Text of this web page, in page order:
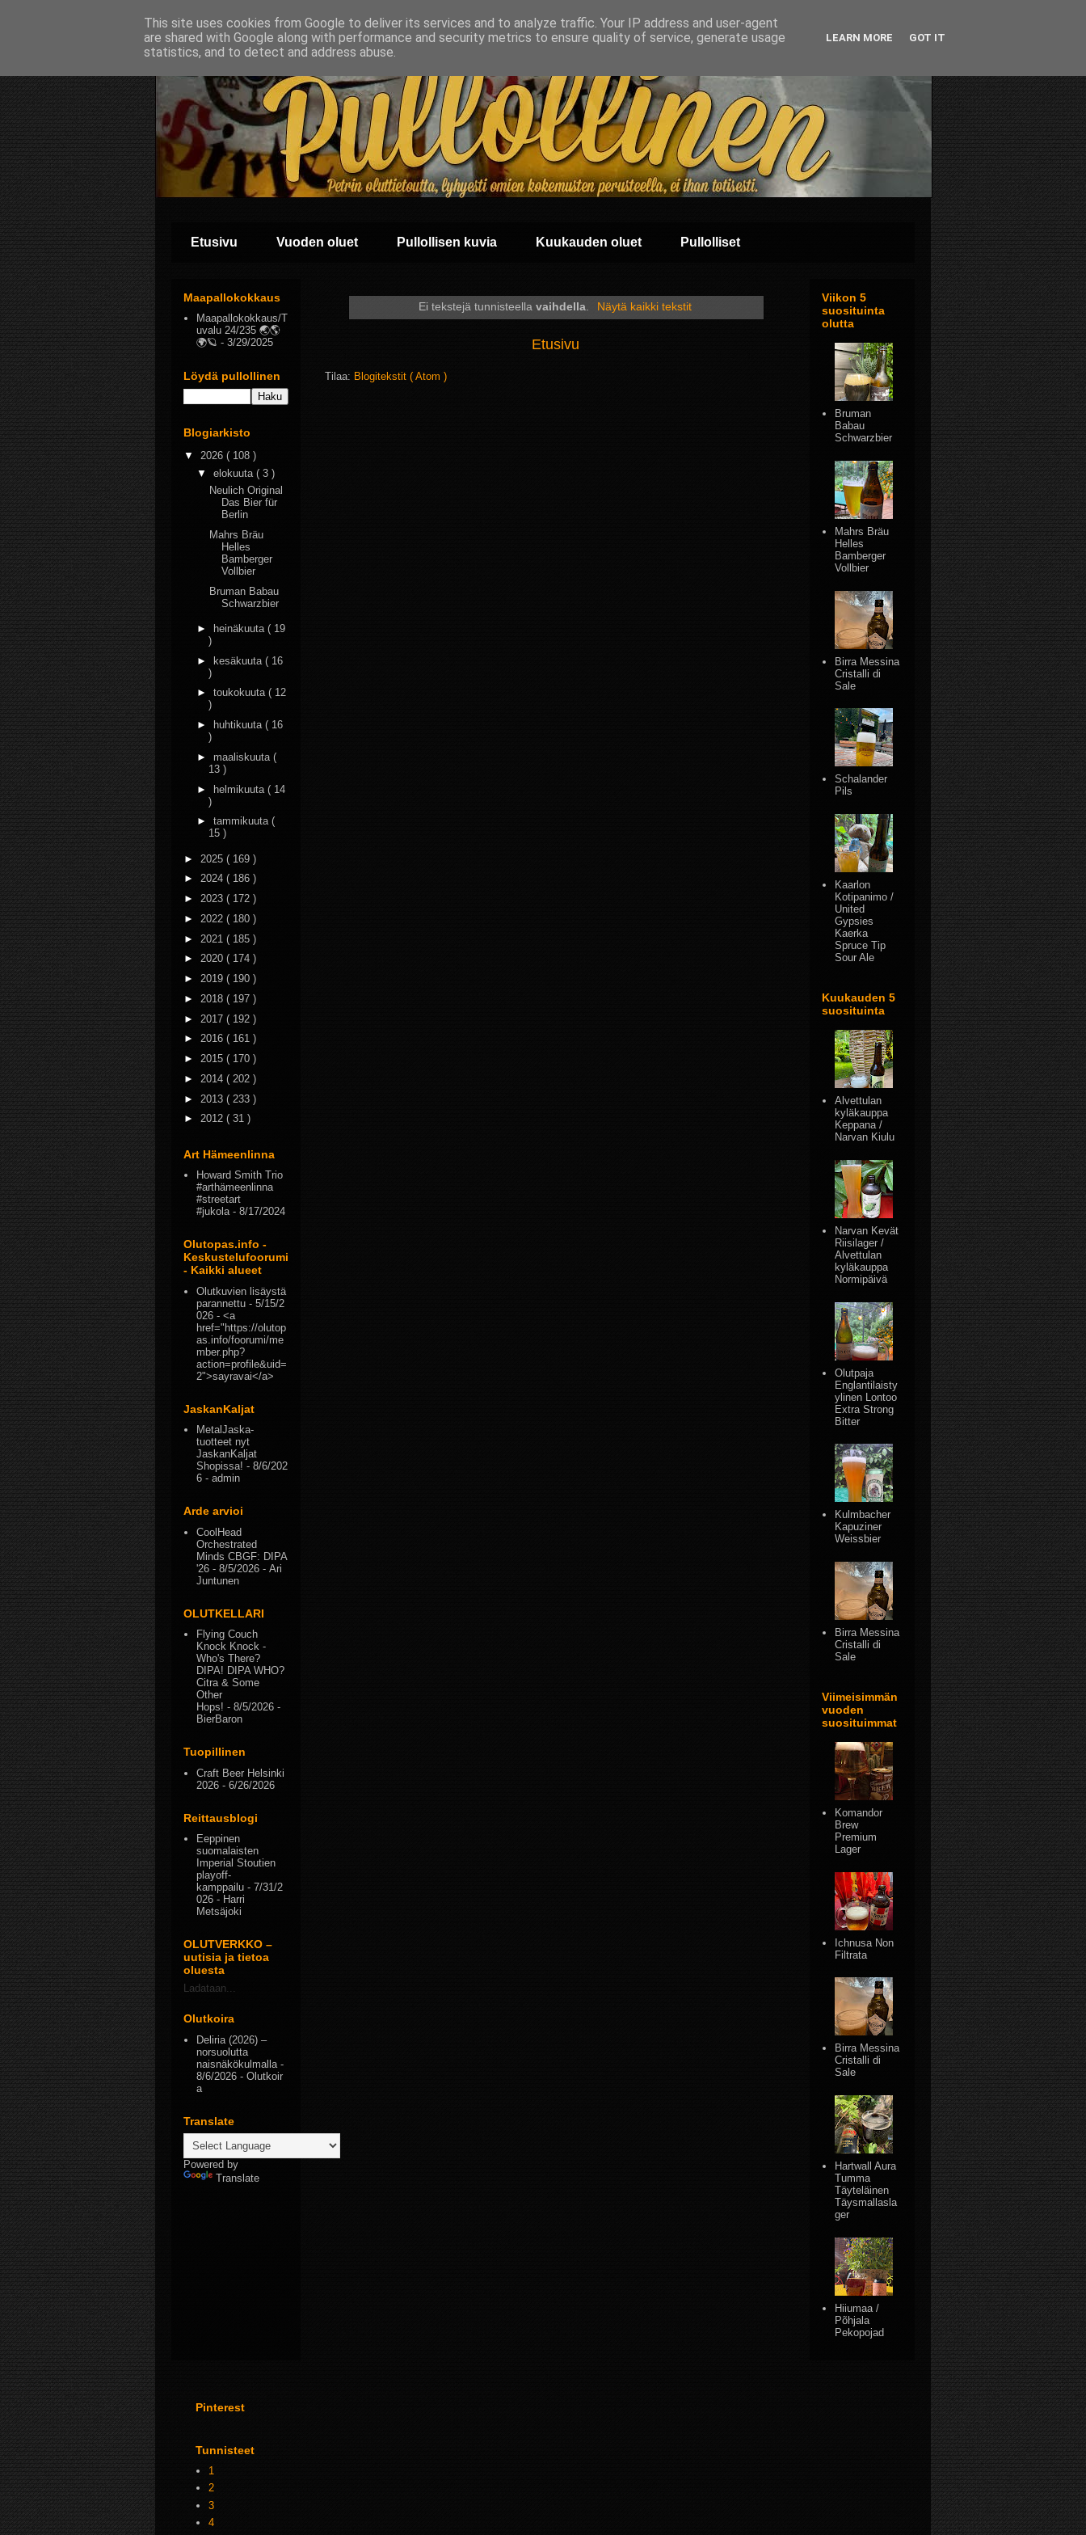
Etusivu Vuoden oluet Pullollisen kuvia Kuukauden oluet Pullolliset
Ei tekstejä tunnisteellavaihdella. Näytä kaikki tekstit
Etusivu
Tilaa: Blogitekstit ( Atom )
Maapallokokkaus
Maapallokokkaus/T
uvalu 24/235 🌏🌎
🌍🪐 - 3/29/2025
Löydä pullollinen
Blogiarkisto
▼ 2026 ( 108 )
▼ elokuuta ( 3 )
Neulich Original
Das Bier für
Berlin
Mahrs Bräu
Helles
Bamberger
Vollbier
Bruman Babau
Schwarzbier
► heinäkuuta ( 19
)
► kesäkuuta ( 16
)
► toukokuuta ( 12
)
►
huhtikuuta ( 16
)
► maaliskuuta (
13 )
► helmikuuta ( 14
)
► tammikuuta (
15 )
► 2025 ( 169 )
► 2024 ( 186 )
► 2023 ( 172 )
► 2022 ( 180 )
► 2021 ( 185 )
► 2020 ( 174 )
► 2019 ( 190 )
► 2018 ( 197 )
► 2017 ( 192 )
► 2016 ( 161 )
► 2015 ( 170 )
► 2014 ( 202 )
► 2013 ( 233 )
► 2012 ( 31 )
Art Hämeenlinna
Howard Smith Trio
#arthämeenlinna
#streetart
#jukola- 8/17/2024
Olutopas.info -
Keskustelufoorumi
- Kaikki alueet
Olutkuvien lisäystä
parannettu - 5/15/2
026 - <a
href="https://olutop
as.info/foorumi/me
mber.php?
action=profile&uid=
2">sayravai</a>
JaskanKaljat
MetalJaska-
tuotteet nyt
JaskanKaljat
Shopissa! - 8/6/202
6 - admin
Arde arvioi
CoolHead
Orchestrated
Minds CBGF: DIPA
'26 - 8/5/2026 - Ari
Juntunen
OLUTKELLARI
Flying Couch
Knock Knock -
Who's There?
DIPA! DIPA WHO?
Citra & Some
Other
Hops! - 8/5/2026 -
BierBaron
Tuopillinen
Craft Beer Helsinki
2026 - 6/26/2026
Reittausblogi
Eeppinen
suomalaisten
Imperial Stoutien
playoff-
kamppailu - 7/31/2
026 - Harri
Metsäjoki
OLUTVERKKO –
uutisia ja tietoa
oluesta
Ladataan...
Olutkoira
Deliria (2026) –
norsuolutta
naisnäkökulmalla -
8/6/2026 - Olutkoir
a
Translate
Powered by
Translate
Viikon 5
suosituinta
olutta
Bruman
Babau
Schwarzbier
Mahrs Bräu
Helles
Bamberger
Vollbier
Birra Messina
Cristalli di
Sale
Schalander
Pils
Kaarlon
Kotipanimo /
United
Gypsies
Kaerka
Spruce Tip
Sour Ale
Kuukauden 5
suosituinta
Alvettulan
kyläkauppa
Keppana /
Narvan Kiulu
Narvan Kevät
Riisilager /
Alvettulan
kyläkauppa
Normipäivä
Olutpaja
Englantilaisty
ylinen Lontoo
Extra Strong
Bitter
Kulmbacher
Kapuziner
Weissbier
Birra Messina
Cristalli di
Sale
Viimeisimmän
vuoden
suosituimmat
Komandor
Brew
Premium
Lager
Ichnusa Non
Filtrata
Birra Messina
Cristalli di
Sale
Hartwall Aura
Tumma
Täyteläinen
Täysmallasla
ger
Hiiumaa /
Põhjala
Pekopojad
Pinterest
Tunnisteet
1
2
3
4
This site uses cookies from Google to deliver its services and to analyze traffic. Your IP address and user-agent
are shared with Google along with performance and security metrics to ensure quality of service, generate usage
statistics, and to detect and address abuse.
LEARN MORE GOT IT